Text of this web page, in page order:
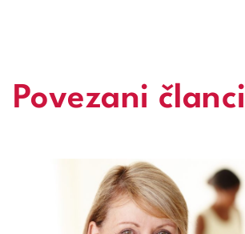
Povezani članci